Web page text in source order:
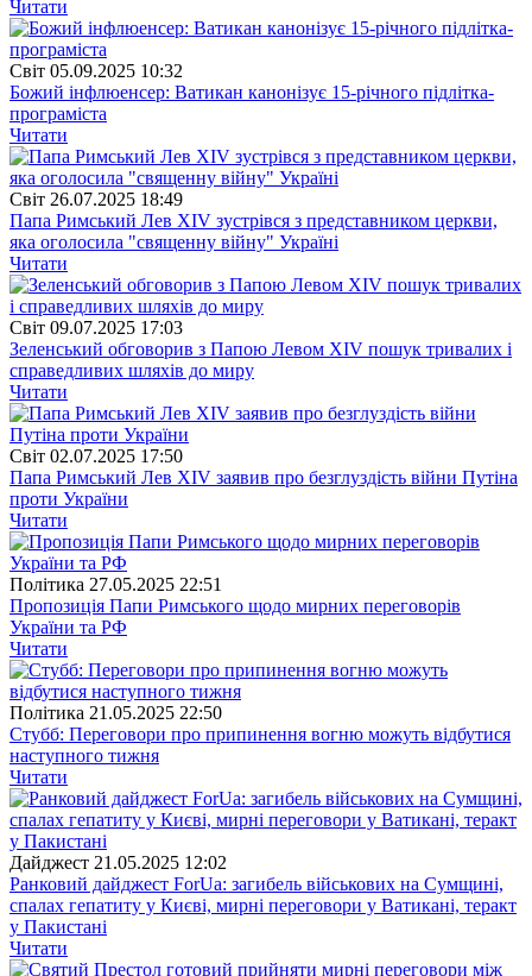
Читати
Свiт 05.09.2025 10:32
Божий інфлюенсер: Ватикан канонізує 15-річного підлітка-
програміста
Читати
Свiт 26.07.2025 18:49
Папа Римський Лев XIV зустрівся з представником церкви,
яка оголосила "священну війну" Україні
Читати
Свiт 09.07.2025 17:03
Зеленський обговорив з Папою Левом XIV пошук тривалих і
справедливих шляхів до миру
Читати
Свiт 02.07.2025 17:50
Папа Римський Лев XIV заявив про безглуздість війни Путіна
проти України
Читати
Полiтика 27.05.2025 22:51
Пропозиція Папи Римського щодо мирних переговорів
України та РФ
Читати
Полiтика 21.05.2025 22:50
Стубб: Переговори про припинення вогню можуть відбутися
наступного тижня
Читати
Дайджест 21.05.2025 12:02
Ранковий дайджест ForUa: загибель військових на Сумщині,
спалах гепатиту у Києві, мирні переговори у Ватикані, теракт
у Пакистані
Читати